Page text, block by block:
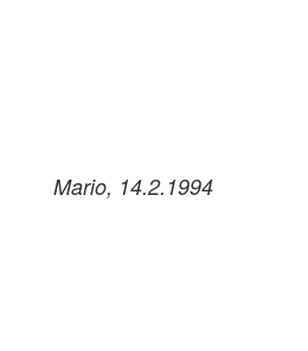
14.2.1994